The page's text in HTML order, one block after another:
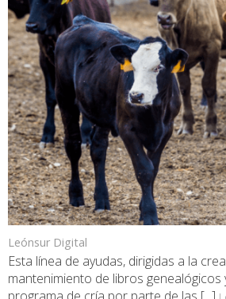
Leónsur Digital
Esta línea de ayudas, dirigidas a la
mantenimiento de libros genealógicos